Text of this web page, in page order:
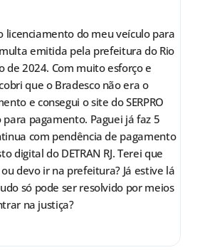
licenciamento do meu veículo para
emitida pela prefeitura do Rio
de 2024. Com muito esforço e
que o Bradesco não era o
e consegui o site do SERPRO
pagamento. Paguei já faz 5
com pendência de pagamento
digital do DETRAN RJ. Terei que
devo ir na prefeitura? Já estive lá
só pode ser resolvido por meios
na justiça?